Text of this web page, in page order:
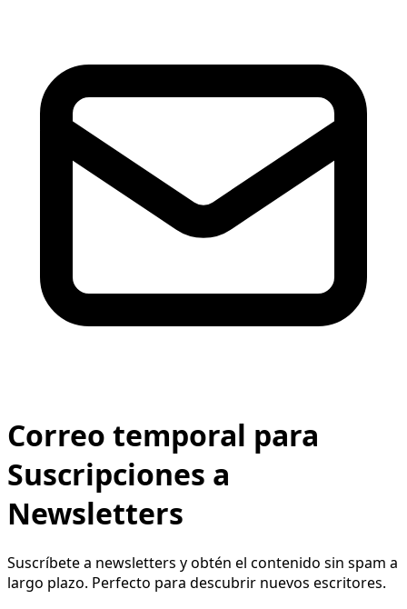
Correo temporal para
Suscripciones a
Newsletters
Suscríbete a newsletters y obtén el contenido sin spam a
largo plazo. Perfecto para descubrir nuevos escritores.